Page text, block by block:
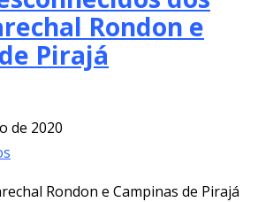
Rondon e
Pirajá
de 2020
Rondon e Campinas de Pirajá